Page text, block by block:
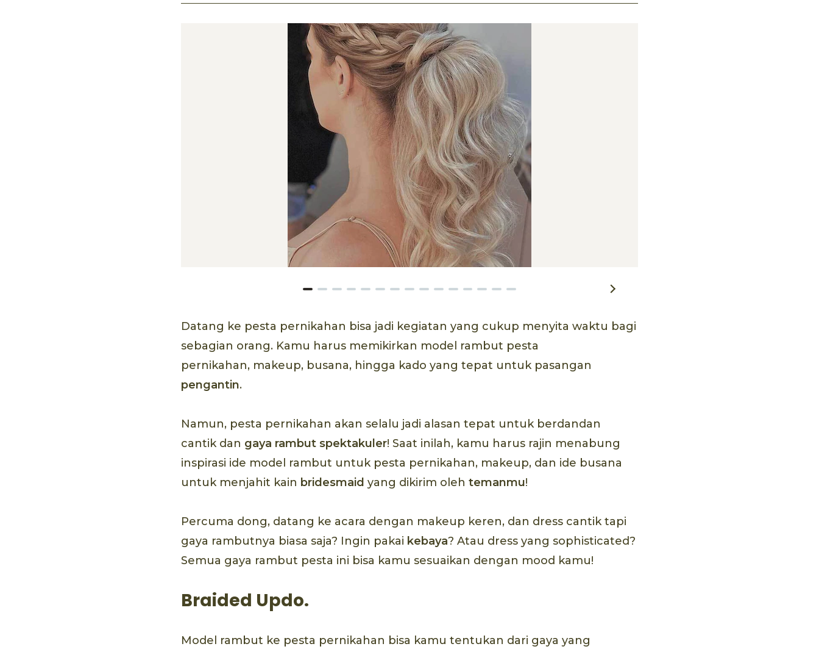
Datang ke pesta pernikahan bisa jadi kegiatan yang cukup menyita waktu bagi
sebagian orang. Kamu harus memikirkan model rambut pesta
pernikahan, makeup, busana, hingga kado yang tepat untuk pasangan
pengantin.
Namun, pesta pernikahan akan selalu jadi alasan tepat untuk berdandan
cantik dan gaya rambut spektakuler! Saat inilah, kamu harus rajin menabung
inspirasi ide model rambut untuk pesta pernikahan, makeup, dan ide busana
untuk menjahit kain bridesmaid yang dikirim oleh temanmu!
Percuma dong, datang ke acara dengan makeup keren, dan dress cantik tapi
gaya rambutnya biasa saja? Ingin pakai kebaya? Atau dress yang sophisticated?
Semua gaya rambut pesta ini bisa kamu sesuaikan dengan mood kamu!
Braided Updo.
Model rambut ke pesta pernikahan bisa kamu tentukan dari gaya yang